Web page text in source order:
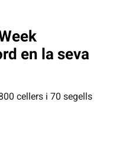
en la seva
cellers i 70 segells